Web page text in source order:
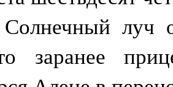
луч
заранее